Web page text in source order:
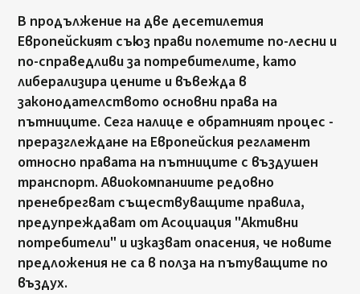
В продължение на две десетилетия
Европейският съюз прави полетите по-лесни и
по-справедливи за потребителите, като
либерализира цените и въвежда в
законодателството основни права на
пътниците. Сега налице е обратният процес -
преразглеждане на Европейския регламент
относно правата на пътниците с въздушен
транспорт. Авиокомпаниите редовно
пренебрегват съществуващите правила,
предупреждават от Асоциация "Активни
потребители" и изказват опасения, че новите
предложения не са в полза на пътуващите по
въздух.